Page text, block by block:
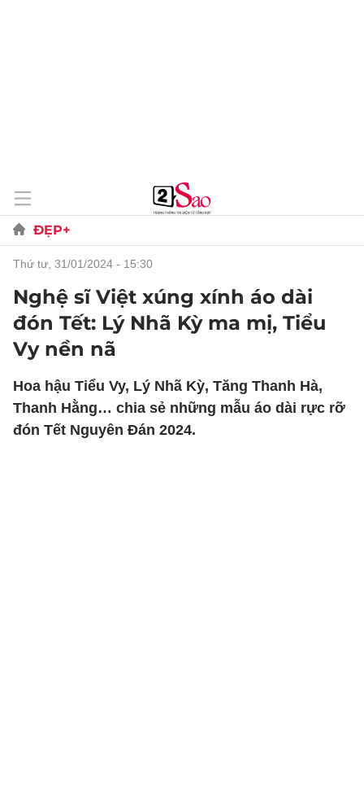
ĐẸP+
thứ tư, 31/01/2024 - 15:30
Nghệ sĩ Việt xúng xính áo dài
đón Tết: Lý Nhã Kỳ ma mị, Tiểu
Vy nền nã
Hoa hậu Tiểu Vy, Lý Nhã Kỳ, Tăng Thanh Hà,
Thanh Hằng… chia sẻ những mẫu áo dài rực rỡ
đón Tết Nguyên Đán 2024.